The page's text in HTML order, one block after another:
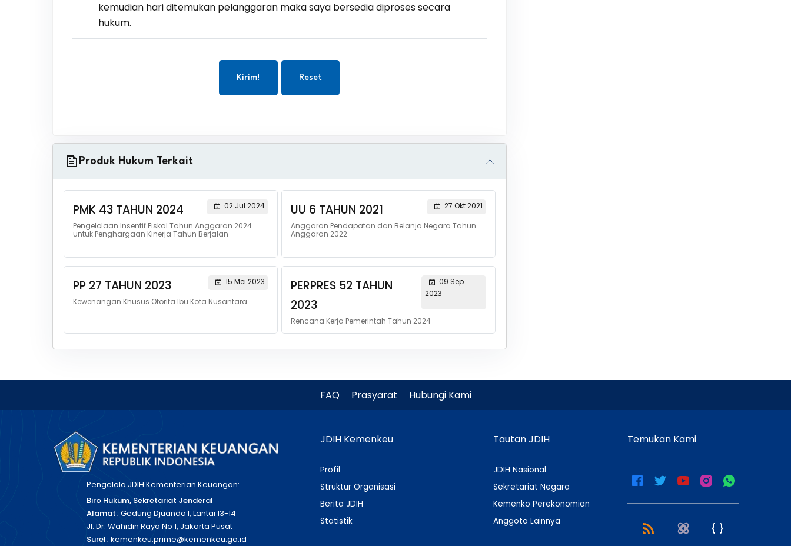
kemudian hari ditemukan pelanggaran maka saya bersedia diproses secara
hukum.
Kirim! Reset
Produk Hukum Terkait
PMK 43 TAHUN 2024
02 Jul 2024
Pengelolaan Insentif Fiskal Tahun Anggaran 2024
untuk Penghargaan Kinerja Tahun Berjalan
UU 6 TAHUN 2021
27 Okt 2021
Anggaran Pendapatan dan Belanja Negara Tahun
Anggaran 2022
PP 27 TAHUN 2023
15 Mei 2023
Kewenangan Khusus Otorita Ibu Kota Nusantara
PERPRES 52 TAHUN
2023
09 Sep
2023
Rencana Kerja Pemerintah Tahun 2024
FAQ Prasyarat Hubungi Kami
Pengelola JDIH Kementerian Keuangan:
Biro Hukum, Sekretariat Jenderal
Alamat: Gedung Djuanda I, Lantai 13-14
Jl. Dr. Wahidin Raya No 1, Jakarta Pusat
Surel: kemenkeu.prime@kemenkeu.go.id
JDIH Kemenkeu
Profil
Struktur Organisasi
Berita JDIH
Statistik
Tautan JDIH
JDIH Nasional
Sekretariat Negara
Kemenko Perekonomian
Anggota Lainnya
Temukan Kami